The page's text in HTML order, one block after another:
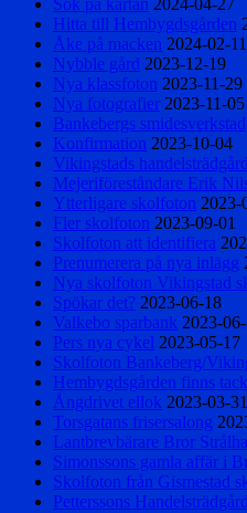
Sök på kartan 2024-04-27
Hitta till Hembygdsgården
Åke på macken 2024-02-11
Nybble gård 2023-12-19
Nya klassfoton 2023-11-29
Nya fotografier 2023-11-05
Bankebergs smidesverkstad
Konfirmation 2023-10-04
Vikingstads handelsträdgård
Mejeriföreståndare Erik
Ytterligare skolfoton 2023-
Fler skolfoton 2023-09-01
Skolfoton att identifiera
Prenumerera på nya inlägg
Nya skolfoton Vikingstad
Spökar det? 2023-06-18
Valkebo sparbank 2023-
Pers nya cykel 2023-05-17
Skolfoton Bankeberg/
Hembygdsgården finns
Ångdrivet ellok 2023-03-31
Torsgatans frisersalong
Lantbrevbärare Bror
Simonssons gamla affär i
Skolfoton från Gismestad
Petterssons Handelsträdgård